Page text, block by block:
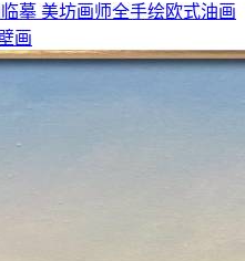
摹 美坊画师全手绘欧式油画
画